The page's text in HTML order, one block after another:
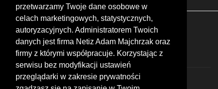
przetwarzamy Twoje dane osobowe w
celach marketingowych, statystycznych,
autoryzacyjnych. Administratorem Twoich
danych jest firma Netiz Adam Majchrzak oraz
firmy z którymi współpracuje. Korzystając z
serwisu bez modyfikacji ustawień
przeglądarki w zakresie prywatności
FOLLOW US